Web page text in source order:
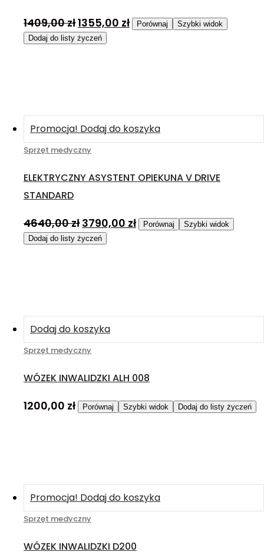
1409,00zł1355,00 zł Porównaj
Szybki widok
Dodaj do listy życzeń
Promocja! Dodaj do koszyka
Sprzęt medyczny
ELEKTRYCZNY ASYSTENT OPIEKUNA V DRIVE
STANDARD
4640,00zł 3790,00 zł Porównaj
Szybki widok
Dodaj do listy życzeń
Dodaj do koszyka
Sprzęt medyczny
WÓZEK INWALIDZKI ALH 008
1200,00 zł Porównaj Szybki widok Dodaj do listy życzeń
Promocja! Dodaj do koszyka
Sprzęt medyczny
WÓZEK INWALIDZKI D200